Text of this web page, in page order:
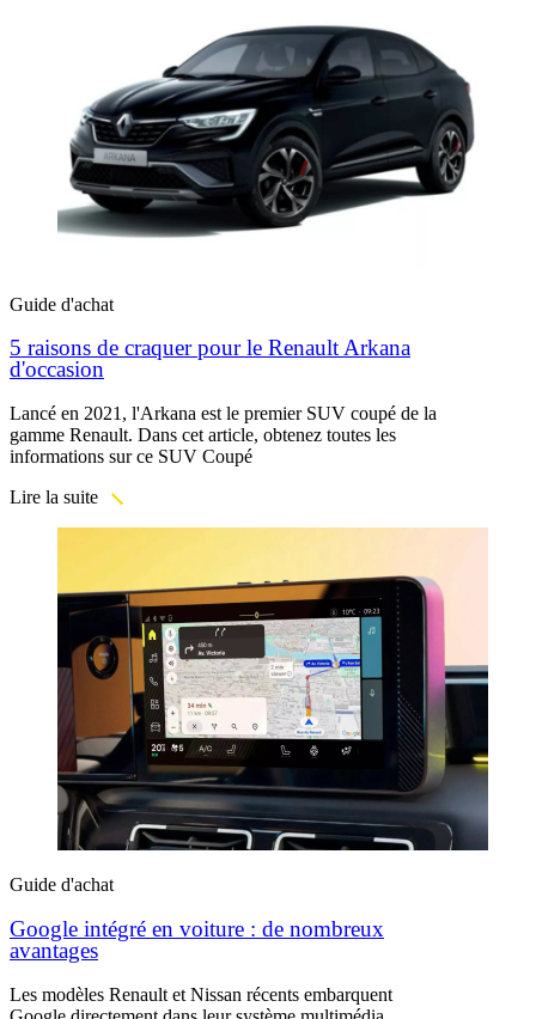
Guide d'achat
5 raisons de craquer pour le Renault Arkana
d'occasion
Lancé en 2021, l'Arkana est le premier SUV coupé de la
gamme Renault. Dans cet article, obtenez toutes les
informations sur ce SUV Coupé
Lire la suite
Guide d'achat
Google intégré en voiture : de nombreux
avantages
Les modèles Renault et Nissan récents embarquent